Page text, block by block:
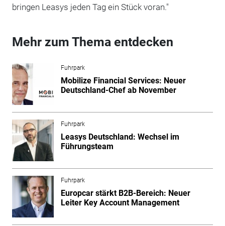
bringen Leasys jeden Tag ein Stück voran."
Mehr zum Thema entdecken
Fuhrpark
Mobilize Financial Services: Neuer
Deutschland-Chef ab November
Fuhrpark
Leasys Deutschland: Wechsel im
Führungsteam
Fuhrpark
Europcar stärkt B2B-Bereich: Neuer
Leiter Key Account Management